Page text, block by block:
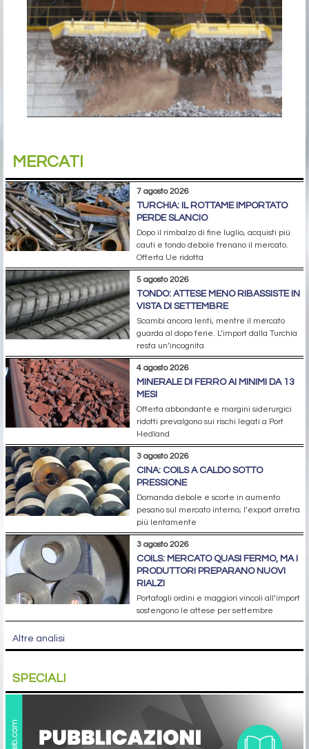
MERCATI
7 agosto 2026
TURCHIA: IL ROTTAME IMPORTATO
PERDE SLANCIO
Dopo il rimbalzo di fine luglio, acquisti più
cauti e tondo debole frenano il mercato.
Offerta Ue ridotta
5 agosto 2026
TONDO: ATTESE MENO RIBASSISTE IN
VISTA DI SETTEMBRE
Scambi ancora lenti, mentre il mercato
guarda al dopo ferie. L’import dalla Turchia
resta un’incognita
4 agosto 2026
MINERALE DI FERRO AI MINIMI DA 13
MESI
Offerta abbondante e margini siderurgici
ridotti prevalgono sui rischi legati a Port
Hedland
3 agosto 2026
CINA: COILS A CALDO SOTTO
PRESSIONE
Domanda debole e scorte in aumento
pesano sul mercato interno; l’export arretra
più lentamente
3 agosto 2026
COILS: MERCATO QUASI FERMO, MA I
PRODUTTORI PREPARANO NUOVI
RIALZI
Portafogli ordini e maggiori vincoli all’import
sostengono le attese per settembre
Altre analisi
SPECIALI